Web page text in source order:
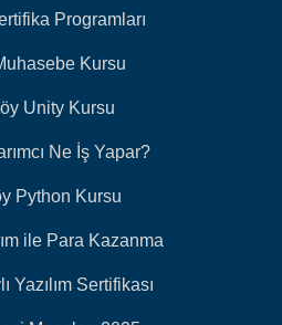
Programları
Kursu
Unity Kursu
Ne İş Yapar?
Python Kursu
ile Para Kazanma
Yazılım Sertifikası